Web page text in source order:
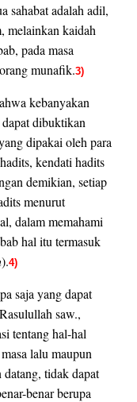
sahabat adalah adil,
melainkan kaidah
pada masa
munafik.3)
kebanyakan
dibuktikan
dipakai oleh para
kendati hadits
demikian, setiap
menurut
dalam memahami
hal itu termasuk
).4)
saja yang dapat
saw.,
tentang hal-hal
lalu maupun
datang, tidak dapat
benar berupa